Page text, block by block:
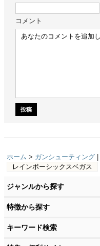
コメント
ホーム > ガンシューティング
レインボーシックスベガス
ジャンルから探す
特徴から探す
キーワード検索